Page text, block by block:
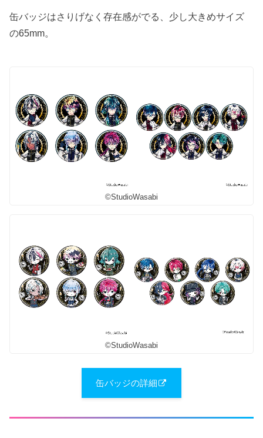
缶バッジはさりげなく存在感がでる、少し大きめサイズ
の65mm。
©StudioWasabi
©StudioWasabi
缶バッジの詳細